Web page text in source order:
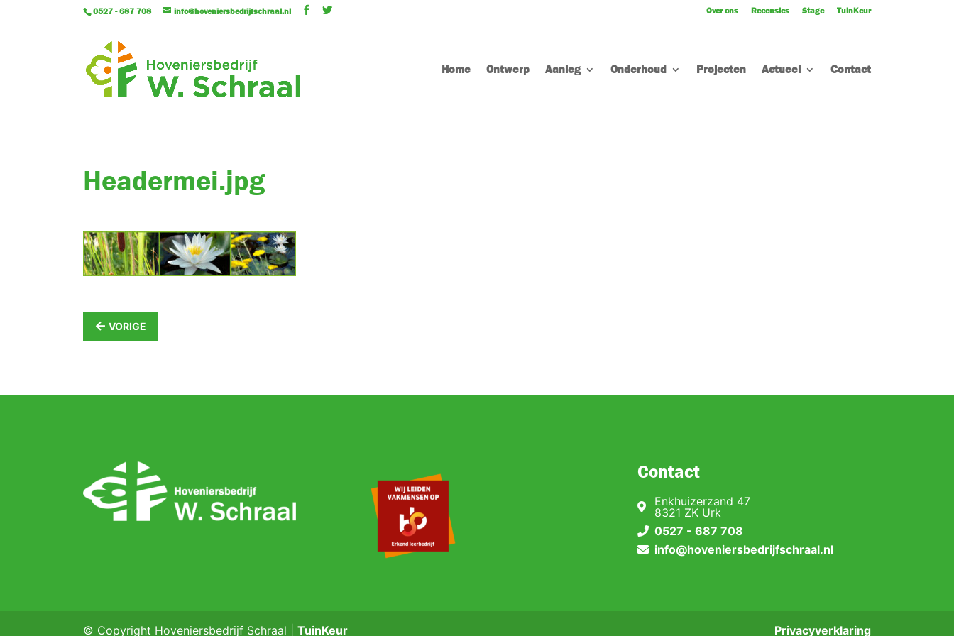
0527 - 687 708 info@hoveniersbedrijfschraal.nl Over ons Recensies Stage TuinKeur
Home Ontwerp Aanleg Onderhoud Projecten Actueel Contact
Headermei.jpg
← VORIGE
Contact
Enkhuizerzand 47
8321 ZK Urk
0527 - 687 708
info@hoveniersbedrijfschraal.nl
© Copyright Hoveniersbedrijf Schraal | TuinKeur Privacyverklaring